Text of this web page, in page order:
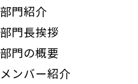
部門紹介
部門長挨拶
部門の概要
メンバー紹介